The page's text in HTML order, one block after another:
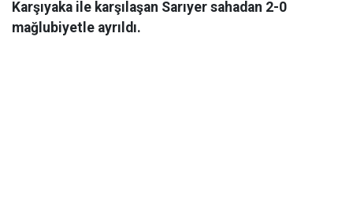
Karşıyaka ile karşılaşan Sarıyer sahadan 2-0
mağlubiyetle ayrıldı.